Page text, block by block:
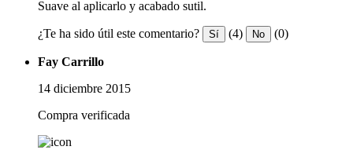
Suave al aplicarlo y acabado sutil.
¿Te ha sido útil este comentario? Sí (4) No (0)
Fay Carrillo
14 diciembre 2015
Compra verificada